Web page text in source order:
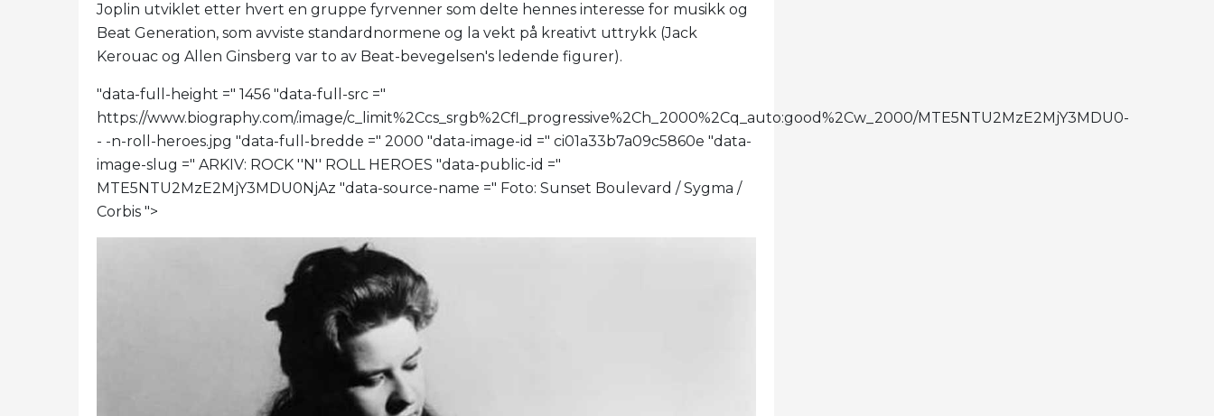
Joplin utviklet etter hvert en gruppe fyrvenner som delte hennes interesse for musikk og
Beat Generation, som avviste standardnormene og la vekt på kreativt uttrykk (Jack
Kerouac og Allen Ginsberg var to av Beat-bevegelsen's ledende figurer).
"data-full-height =" 1456 "data-full-src ="
https://www.biography.com/.image/c_limit%2Ccs_srgb%2Cfl_progressive%2Ch_2000%2Cq_auto:good%2Cw_2000/MTE5NTU2MzE2MjY3MDU0-
- -n-roll-heroes.jpg "data-full-bredde =" 2000 "data-image-id =" ci01a33b7a09c5860e "data-
image-slug =" ARKIV: ROCK ''N'' ROLL HEROES "data-public-id ="
MTE5NTU2MzE2MjY3MDU0NjAz "data-source-name =" Foto: Sunset Boulevard / Sygma /
Corbis ">